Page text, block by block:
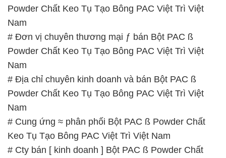
Powder Chất Keo Tụ Tạo Bông PAC Việt Trì Việt
Nam
# Đơn vị chuyên thương mại ƒ bán Bột PAC ß
Powder Chất Keo Tụ Tạo Bông PAC Việt Trì Việt
Nam
# Địa chỉ chuyên kinh doanh và bán Bột PAC ß
Powder Chất Keo Tụ Tạo Bông PAC Việt Trì Việt
Nam
# Cung ứng ≈ phân phối Bột PAC ß Powder Chất
Keo Tụ Tạo Bông PAC Việt Trì Việt Nam
# Cty bán [ kinh doanh ] Bột PAC ß Powder Chất